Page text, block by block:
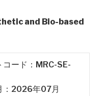
and Bio-based
コード：MRC-SE-
：2026年07月